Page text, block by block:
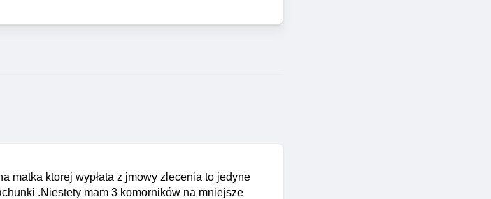
matka ktorej wypłata z jmowy zlecenia to jedyne
.Niestety mam 3 komorników na mniejsze